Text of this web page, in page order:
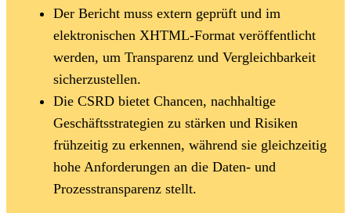
Der Bericht muss extern geprüft und im
elektronischen XHTML-Format veröffentlicht
werden, um Transparenz und Vergleichbarkeit
sicherzustellen.
Die CSRD bietet Chancen, nachhaltige
Geschäftsstrategien zu stärken und Risiken
frühzeitig zu erkennen, während sie gleichzeitig
hohe Anforderungen an die Daten- und
Prozesstransparenz stellt.